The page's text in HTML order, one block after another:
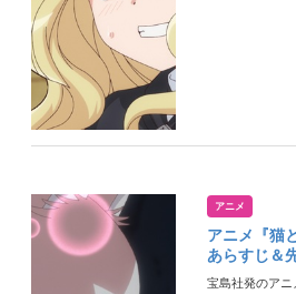
アニメ
アニメ『猫
あらすじ＆
宝島社発のアニ